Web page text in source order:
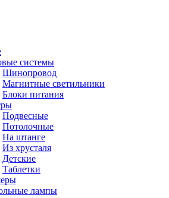
системы
Шинопровод
Магнитные светильники
Блоки питания
Подвесные
Потолочные
На штанге
Из хрусталя
Детские
Таблетки
лампы